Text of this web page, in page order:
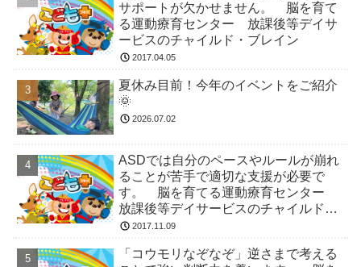
サポートが欠かせません。 脳を育て
る運動療育センター 放課後等デイサ
ービスのチャイルド・ブレイン
2017.04.05
夏休み目前！今年のイベントをご紹介
🌞
2026.07.02
ASDでは自分のペースやルールが崩れ
ることが苦手で適切な支援が必要で
す。 脳を育てる運動療育センター
放課後等デイサービスのチャイルド・
ブレイン
2017.11.09
「コウモリなぞなぞ」逆さまで考える